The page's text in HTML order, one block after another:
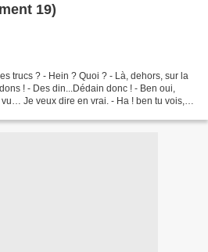
19)
trucs ? - Hein ? Quoi ? - Là, dehors, sur la
! - Des din...Dédain donc ! - Ben oui,
vu… Je veux dire en vrai. - Ha ! ben tu vois,